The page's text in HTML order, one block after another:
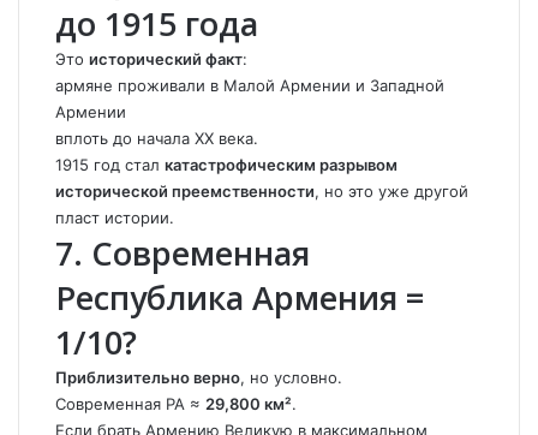
до 1915 года
Это исторический факт:
армяне проживали в Малой Армении и Западной
Армении
вплоть до начала XX века.
1915 год стал катастрофическим разрывом
исторической преемственности, но это уже другой
пласт истории.
7. Современная
Республика Армения =
1/10?
Приблизительно верно, но условно.
Современная РА ≈ 29,800 км².
Если брать Армению Великую в максимальном